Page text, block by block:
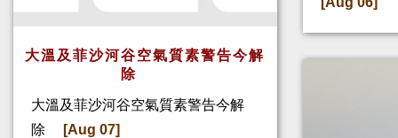
大溫及菲沙河谷空氣質素警告今解
除
大溫及菲沙河谷空氣質素警告今解
除
[Aug 07]